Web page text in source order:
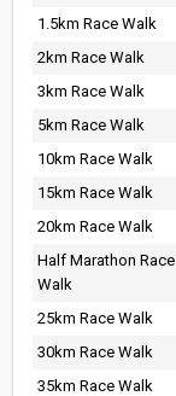
1.5km Race Walk
2km Race Walk
3km Race Walk
5km Race Walk
10km Race Walk
15km Race Walk
20km Race Walk
Half Marathon Race
Walk
25km Race Walk
30km Race Walk
35km Race Walk